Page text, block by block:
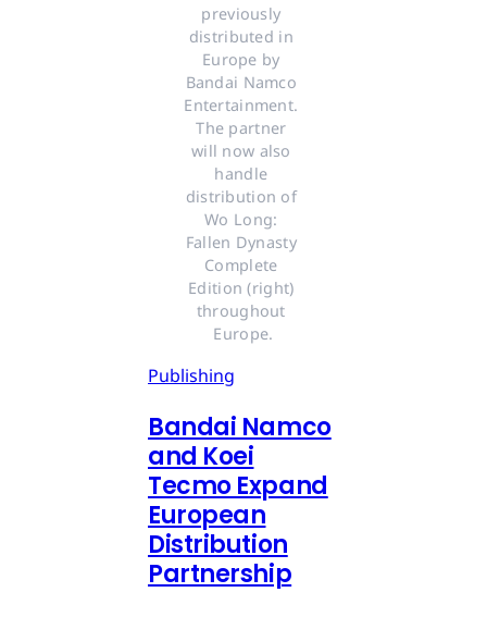
previously
distributed in
Europe by
Bandai Namco
Entertainment.
The partner
will now also
handle
distribution of
Wo Long:
Fallen Dynasty
Complete
Edition (right)
throughout
Europe.
Publishing
Bandai Namco
and Koei
Tecmo Expand
European
Distribution
Partnership